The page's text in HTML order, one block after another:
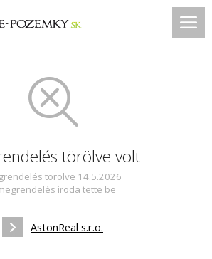
törölve volt
törölve 14.5.2026
iroda tette be
AstonReal s.r.o.